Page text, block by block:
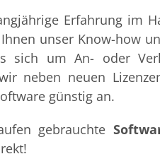
Erfahrung im
unser Know-how
sich um An- oder
neben neuen
günstig an.
gebrauchte